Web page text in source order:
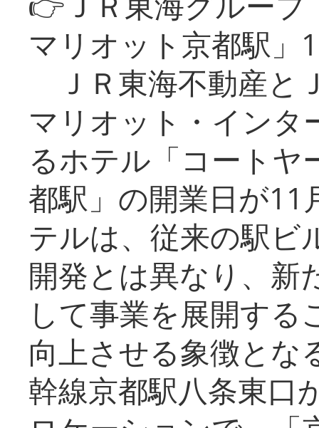
マリオット京都駅」
ＪＲ東海不動産と
マリオット・インタ
るホテル「コートヤ
都駅」の開業日が11
テルは、従来の駅ビ
開発とは異なり、新
して事業を展開する
向上させる象徴とな
幹線京都駅八条東口